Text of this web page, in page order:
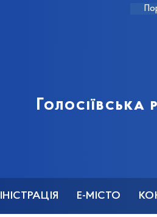
Голосіївська
Е-МІСТО